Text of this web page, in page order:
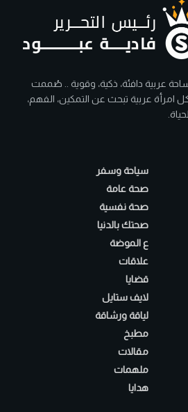
عربية دافئة، ذكية، وقوية .. صُممت
امرأة عربية تبحث عن التمكين، الفهم،
سياحة وسفر
صحة عامة
صحة نفسية
صحتك بالدنيا
ع الموضة
علاقات
قضايا
لايف ستايل
لياقة ورشاقة
مطبخ
مقالات
ملهمات
هدايا